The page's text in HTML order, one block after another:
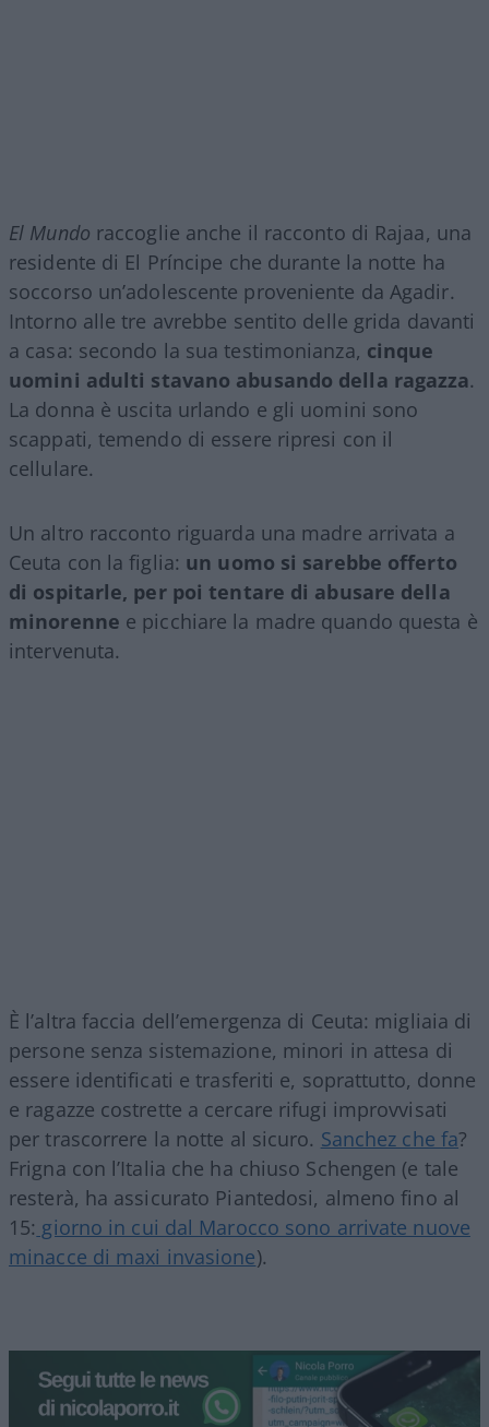
El Mundo raccoglie anche il racconto di Rajaa, una
residente di El Príncipe che durante la notte ha
soccorso un’adolescente proveniente da Agadir.
Intorno alle tre avrebbe sentito delle grida davanti
a casa: secondo la sua testimonianza, cinque
uomini adulti stavano abusando della ragazza.
La donna è uscita urlando e gli uomini sono
scappati, temendo di essere ripresi con il
cellulare.
Un altro racconto riguarda una madre arrivata a
Ceuta con la figlia: un uomo si sarebbe offerto
di ospitarle, per poi tentare di abusare della
minorenne e picchiare la madre quando questa è
intervenuta.
È l’altra faccia dell’emergenza di Ceuta: migliaia di
persone senza sistemazione, minori in attesa di
essere identificati e trasferiti e, soprattutto, donne
e ragazze costrette a cercare rifugi improvvisati
per trascorrere la notte al sicuro. Sanchez che fa?
Frigna con l’Italia che ha chiuso Schengen (e tale
resterà, ha assicurato Piantedosi, almeno fino al
15: giorno in cui dal Marocco sono arrivate nuove
minacce di maxi invasione).